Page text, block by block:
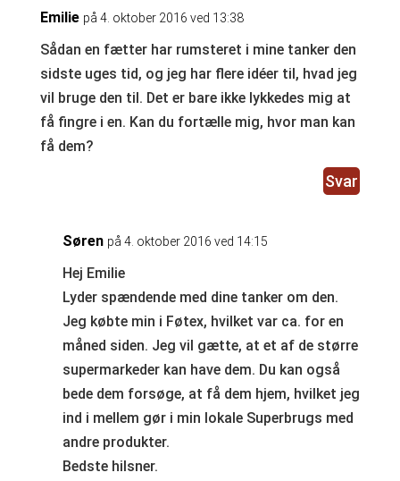
Emilie på 4. oktober 2016 ved 13:38
Sådan en fætter har rumsteret i mine tanker den
sidste uges tid, og jeg har flere idéer til, hvad jeg
vil bruge den til. Det er bare ikke lykkedes mig at
få fingre i en. Kan du fortælle mig, hvor man kan
få dem?
Svar
Søren på 4. oktober 2016 ved 14:15
Hej Emilie
Lyder spændende med dine tanker om den.
Jeg købte min i Føtex, hvilket var ca. for en
måned siden. Jeg vil gætte, at et af de større
supermarkeder kan have dem. Du kan også
bede dem forsøge, at få dem hjem, hvilket jeg
ind i mellem gør i min lokale Superbrugs med
andre produkter.
Bedste hilsner.